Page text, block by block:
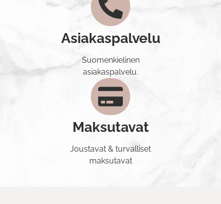
Asiakaspalvelu
Suomenkielinen
asiakaspalvelu.
Maksutavat
Joustavat & turvalliset
maksutavat